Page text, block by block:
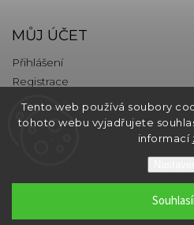
Tento web používá soubory
tohoto webu vyjadřujete
informací
MŮJ ÚČET
Přihlášení
Registrace
KONTAKT
thebrands.com.